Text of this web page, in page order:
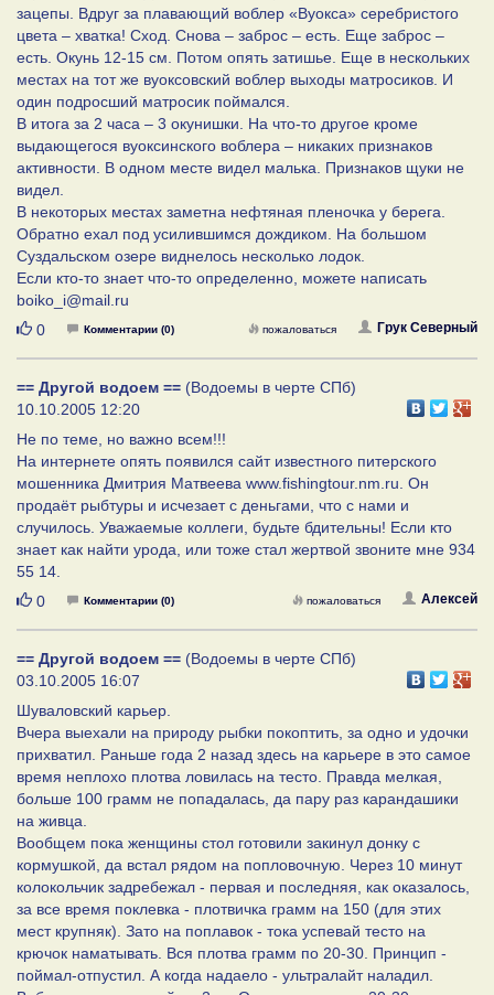
зацепы. Вдруг за плавающий воблер «Вуокса» серебристого
цвета – хватка! Сход. Снова – заброс – есть. Еще заброс –
есть. Окунь 12-15 см. Потом опять затишье. Еще в нескольких
местах на тот же вуоксовский воблер выходы матросиков. И
один подросший матросик поймался.
В итога за 2 часа – 3 окунишки. На что-то другое кроме
выдающегося вуоксинского воблера – никаких признаков
активности. В одном месте видел малька. Признаков щуки не
видел.
В некоторых местах заметна нефтяная пленочка у берега.
Обратно ехал под усилившимся дождиком. На большом
Суздальском озере виднелось несколько лодок.
Если кто-то знает что-то определенно, можете написать
boiko_i@mail.ru
Нравится
0 Комментарии (0) Грук Северный
пожаловаться
== Другой водоем == (Водоемы в черте СПб)
10.10.2005 12:20
Не по теме, но важно всем!!!
На интернете опять появился сайт известного питерского
мошенника Дмитрия Матвеева www.fishingtour.nm.ru. Он
продаёт рыбтуры и исчезает с деньгами, что с нами и
случилось. Уважаемые коллеги, будьте бдительны! Если кто
знает как найти урода, или тоже стал жертвой звоните мне 934
55 14.
Нравится
0 Комментарии (0) Алексей
пожаловаться
== Другой водоем == (Водоемы в черте СПб)
03.10.2005 16:07
Шуваловский карьер.
Вчера выехали на природу рыбки покоптить, за одно и удочки
прихватил. Раньше года 2 назад здесь на карьере в это самое
время неплохо плотва ловилась на тесто. Правда мелкая,
больше 100 грамм не попадалась, да пару раз карандашики
на живца.
Вообщем пока женщины стол готовили закинул донку с
кормушкой, да встал рядом на попловочную. Через 10 минут
колокольчик задребежал - первая и последняя, как оказалось,
за все время поклевка - плотвичка грамм на 150 (для этих
мест крупняк). Зато на поплавок - тока успевай тесто на
крючок наматывать. Вся плотва грамм по 20-30. Принцип -
поймал-отпустил. А когда надаело - ультралайт наладил.